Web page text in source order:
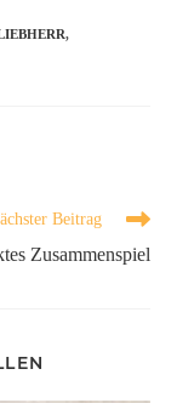
,
Beitrag
Zusammenspiel